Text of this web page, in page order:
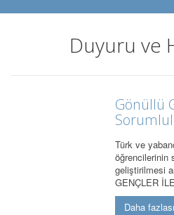
Duyuru ve
Gönüllü
Türk ve
öğrencilerinin
geliştirilmesi
GENÇLER
Daha fazlası